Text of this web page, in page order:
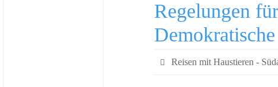
Regelungen
Reisen mit Haustieren -